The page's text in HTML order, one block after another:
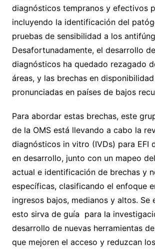
diagnósticos tempranos y efectivos
incluyendo la identificación del
pruebas de sensibilidad a los
Desafortunadamente, el desarrollo
diagnósticos ha quedado rezagado
áreas, y las brechas en
pronunciadas en países de bajos
Para abordar estas brechas, este
de la OMS está llevando a cabo la
diagnósticos in vitro (IVDs) para EFI
en desarrollo, junto con un mapeo
actual e identificación de brechas y
específicas, clasificando el enfoque
ingresos bajos, medianos y altos. Se
esto sirva de guía para la
desarrollo de nuevas herramientas
que mejoren el acceso y reduzcan